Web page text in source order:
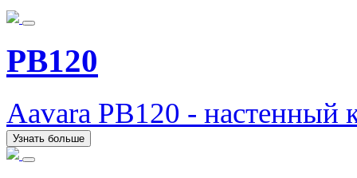
PB120
Aavara PB120 - настенный
Узнать больше